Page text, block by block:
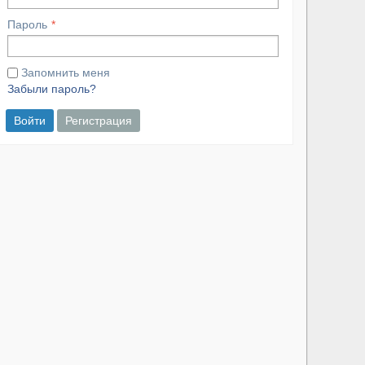
Пароль
Запомнить меня
Забыли пароль?
Войти Регистрация